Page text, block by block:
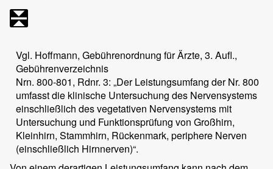
Vgl. Hoffmann, Gebührenordnung für Ärzte, 3. Aufl.,
Gebührenverzeichnis
Nrn. 800-801, Rdnr. 3: „Der Leistungsumfang der Nr. 800
umfasst die klinische Untersuchung des Nervensystems
einschließlich des vegetativen Nervensystems mit
Untersuchung und Funktionsprüfung von Großhirn,
Kleinhirn, Stammhirn, Rückenmark, periphere Nerven
(einschließlich Hirnnerven)“.